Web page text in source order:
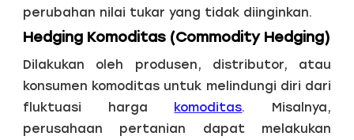
perubahan nilai tukar yang tidak diinginkan.
Hedging Komoditas (Commodity Hedging)
Dilakukan oleh produsen, distributor, atau
konsumen komoditas untuk melindungi diri dari
fluktuasi harga komoditas. Misalnya,
perusahaan pertanian dapat melakukan